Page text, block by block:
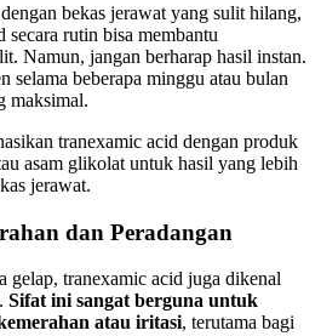
bekas jerawat yang sulit hilang,
secara rutin bisa membantu
Namun, jangan berharap hasil instan.
selama beberapa minggu atau bulan
maksimal.
tranexamic acid dengan produk
asam glikolat untuk hasil yang lebih
jerawat.
dan Peradangan
gelap, tranexamic acid juga dikenal
Sifat ini sangat berguna untuk
atau iritasi, terutama bagi